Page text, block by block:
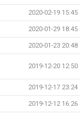
2020-02-19 15:45
2020-01-29 18:45
2020-01-23 20:48
2019-12-20 12:50
2019-12-17 23:24
2019-12-12 16:26